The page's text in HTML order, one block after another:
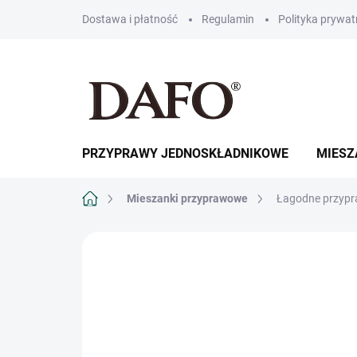
Dostawa i płatność Regulamin Polityka
PRZYPRAWY JEDNOSKŁADNIKOWE
Home Mieszanki przyprawowe Łagodne